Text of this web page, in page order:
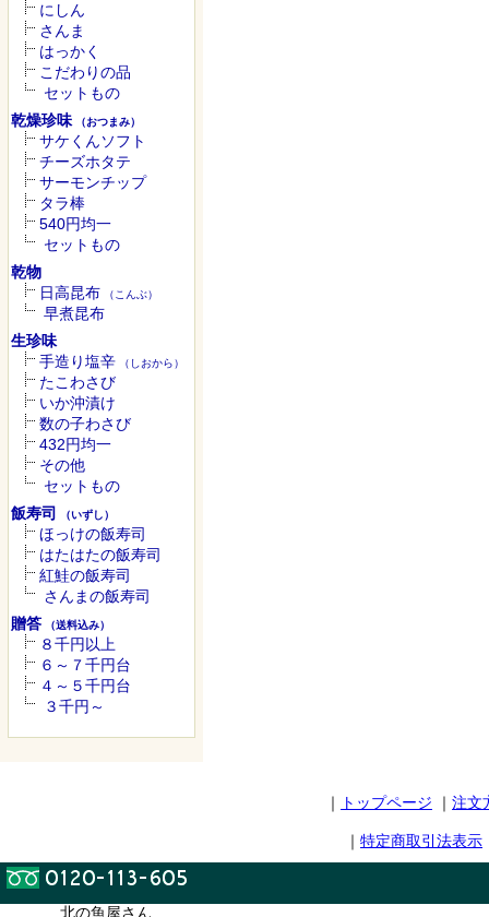
にしん
さんま
はっかく
こだわりの品
セットもの
乾燥珍味 （おつまみ）
サケくんソフト
チーズホタテ
サーモンチップ
タラ棒
540円均一
セットもの
乾物
日高昆布 （こんぶ）
早煮昆布
生珍味
手造り塩辛 （しおから）
たこわさび
いか沖漬け
数の子わさび
432円均一
その他
セットもの
飯寿司
（いずし）
ほっけの飯寿司
はたはたの飯寿司
紅鮭の飯寿司
さんまの飯寿司
贈答 （送料込み）
８千円以上
６～７千円台
４～５千円台
３千円～
｜ トップページ ｜ 注文
｜ 特定商取引法表示
北の魚屋さん